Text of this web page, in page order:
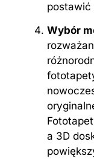
postawić
Wybór
a 3D